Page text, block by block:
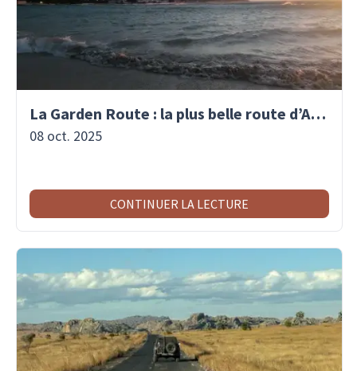
La Garden Route : la plus belle route d’Afrique du Sud
08 oct. 2025
CONTINUER LA LECTURE